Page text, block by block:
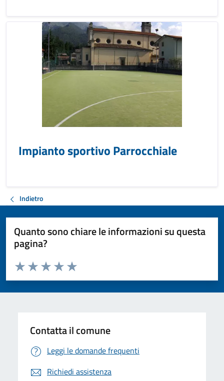
Impianto sportivo Parrocchiale
Indietro
Quanto sono chiare le informazioni su questa
pagina?
Valuta da 1 a 5 stelle la pagina
Valuta 5 stelle su 5
Valuta 4 stelle su 5
Valuta 3 stelle su 5
Valuta 2 stelle su 5
Valuta 1 stelle su 5
Contatta il comune
Leggi le domande frequenti
Richiedi assistenza